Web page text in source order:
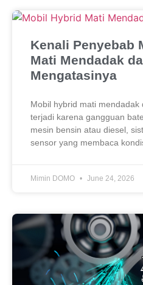
Kenali Penyebab
Mati Mendadak
Mengatasinya
Mobil hybrid mati
terjadi karena gangguan
mesin bensin atau diesel,
sensor yang membaca
Mimin DOMO June 24, 2026